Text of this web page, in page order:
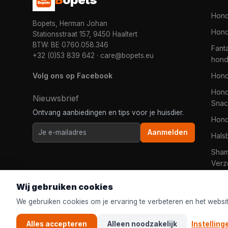
Bopets, Herman Johan
Stationsstraat 157, 9450 Haaltert
BTW: BE 0760.058.346
+32 (0)53 839 642 · care@bopets.eu
Volg ons op Facebook
Nieuwsbrief
Ontvang aanbiedingen en tips voor je huisdier.
Aanmelden
Wij gebruiken cookies
We gebruiken cookies om je ervaring te verbeteren en het
Alles accepteren Alleen noodzakelijk